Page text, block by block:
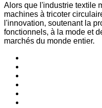
Alors que l'industrie textile
machines à tricoter
l'innovation, soutenant la
fonctionnels, à la mode et
marchés du monde entier.